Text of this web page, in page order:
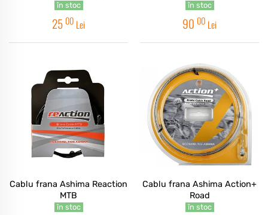
în stoc
25 00 Lei
în stoc
90 00 Lei
Cablu frana Ashima Reaction
MTB
în stoc
Cablu frana Ashima Action+
Road
în stoc